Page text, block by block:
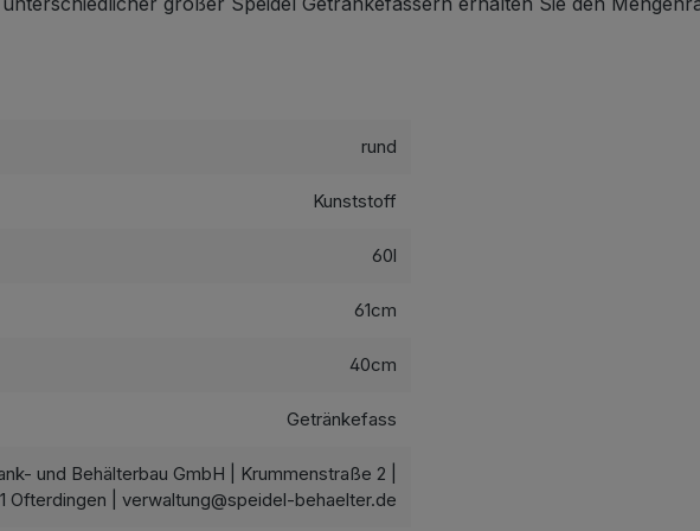
rund
Kunststoff
60l
61cm
40cm
Getränkefass
und Behälterbau GmbH | Krummenstraße 2 |
Ofterdingen | verwaltung@speidel-behaelter.de